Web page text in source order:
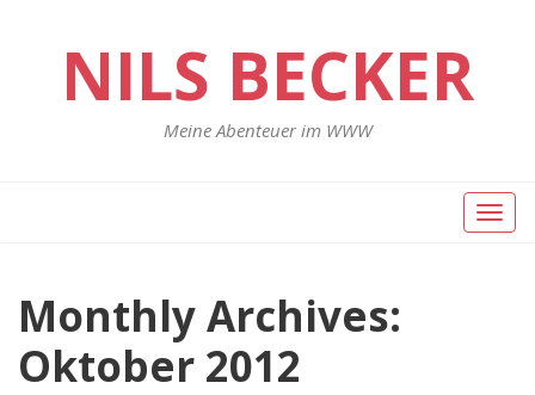
NILS BECKER
Meine Abenteuer im WWW
Toggle
Monthly Archives:
Oktober 2012